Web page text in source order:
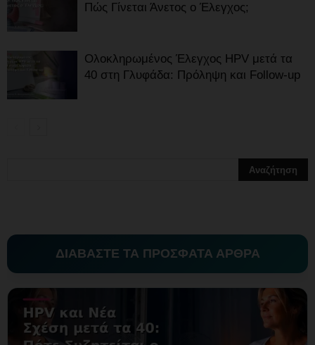
Πώς Γίνεται Άνετος ο Έλεγχος;
Ολοκληρωμένος Έλεγχος HPV μετά τα
40 στη Γλυφάδα: Πρόληψη και Follow-up
ΔΙΑΒΑΣΤΕ ΤΑ ΠΡΟΣΦΑΤΑ ΑΡΘΡΑ